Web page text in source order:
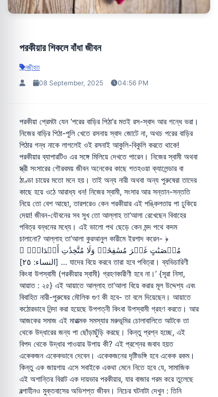
পরকীয়ার শিকলে বাঁধা জীবন
নছীহত
08 September, 2025 04:56 PM
পরকীয়া প্রেমটা যেন ‘পরের বাড়ির পিঠা’র মতই রস-স্বাদ আর গন্ধে ভরা।
নিজের বাড়ির পিঠা-পুলি খেতে রসনায় স্বাদ জোটে না, অথচ পরের বাড়ির
পিঠার গন্ধ নাকে লাগলেই ওই রসনাই আকুলি-বিকুলি করতে থাকে!
পরকীয়ার ব্যাপারটিও এর সঙ্গে মিলিয়ে দেখতে পারেন। নিজের স্বামী অথবা
স্ত্রী সংসারের গৌরবময় জীবন অনেকের কাছে গতহওয়া ক্যালেন্ডার বা
ঠাণ্ডা চায়ের মতো মনে হয়। তাই অন্য নারী অথবা অন্য পুরুষেরা তাদের
কাছে হয়ে ওঠে আরাধ্য ধন! নিজের স্বামী, সংসার আর সন্তান-সন্ততি
নিয়ে তো বেশ আছো, তারপরেও কেন পরকীয়ার এই পঙ্কিলতায় পা ঢুকিয়ে
দেয়া! জীবন-যৌবনের সব সুখ তো আল্লাহ তা‘আলা রেখেছেন বিবাহের
পবিত্র বন্ধনের মধ্যে। এই ভালো পথ ছেড়ে কেন মন্দ পথে কদম
চালানো? আল্লাহ তা‘আলা কুরআনুল কারীমে ইরশাদ করেন- ﴿
مُحۡصَنَٰتٍ غَيۡرَ مُسَٰفِحَٰتٖ وَلَا مُتَّخِذَٰتِ أَخۡدَانٖۚ ﴾
[النساء: ٢٥] … যাদের বিয়ে করবে তারা হবে পবিত্রা। ব্যভিচারিণী
কিংবা উপস্বামী (পরকীয়ার স্বামী) গ্রহণকারীণী হবে না।’ {সূরা নিসা,
আয়াত : ২৫} এই আয়াতে আল্লাহ তা‘আলা বিয়ে করার মূল উদ্দেশ্য এবং
বিবাহিত নারী-পুরুষের মৌলিক গুণ কী হবে- তা বলে দিয়েছেন। আয়াতে
কঠোরভাবে নিন্দা করা হয়েছে উপপত্নী কিংবা উপস্বামী গ্রহণ করতে। আর
আজকের সমাজ এই মারাত্মক সমস্যার মরুভূমির চোলাবালিতে আটকে তা
থেকে উদ্ধারের জন্য পা ছোঁড়াছুঁড়ি করছে। কিন্তু প্রশ্ন হচ্ছে, এই
বিপদ থেকে উদ্ধার পাওয়ার উপায় কী? এই প্রশ্নের জবাব হয়ত
একেকজন একেকভাবে দেবেন। একেকজনের দৃষ্টিভঙ্গি হবে একেক রকম।
কিন্তু এক জায়গায় এসে সবাইকে একথা মেনে নিতে হবে যে, সামাজিক
এই অশান্তির বিরাট এক দায়ভার পরকীয়ার, যার বাজার গরম করে তুলেছে
বল্গাহীনও মুক্তবাসের অভিশপ্ত জীবন। নিচের ঘটনাটা দেখুন : তিনি